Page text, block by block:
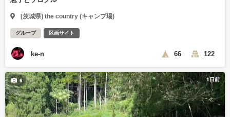
[茨城県] the country (キャンプ場)
グループ 区画サイト
ke-n 66 122
1日前
6